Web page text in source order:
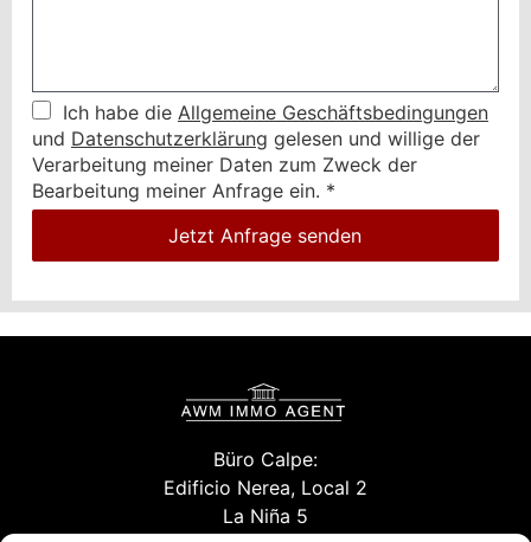
Ich habe die Allgemeine Geschäftsbedingungen
und Datenschutzerklärung gelesen und willige der
Verarbeitung meiner Daten zum Zweck der
Bearbeitung meiner Anfrage ein. *
Jetzt Anfrage senden
Büro Calpe:
Edificio Nerea, Local 2
La Niña 5